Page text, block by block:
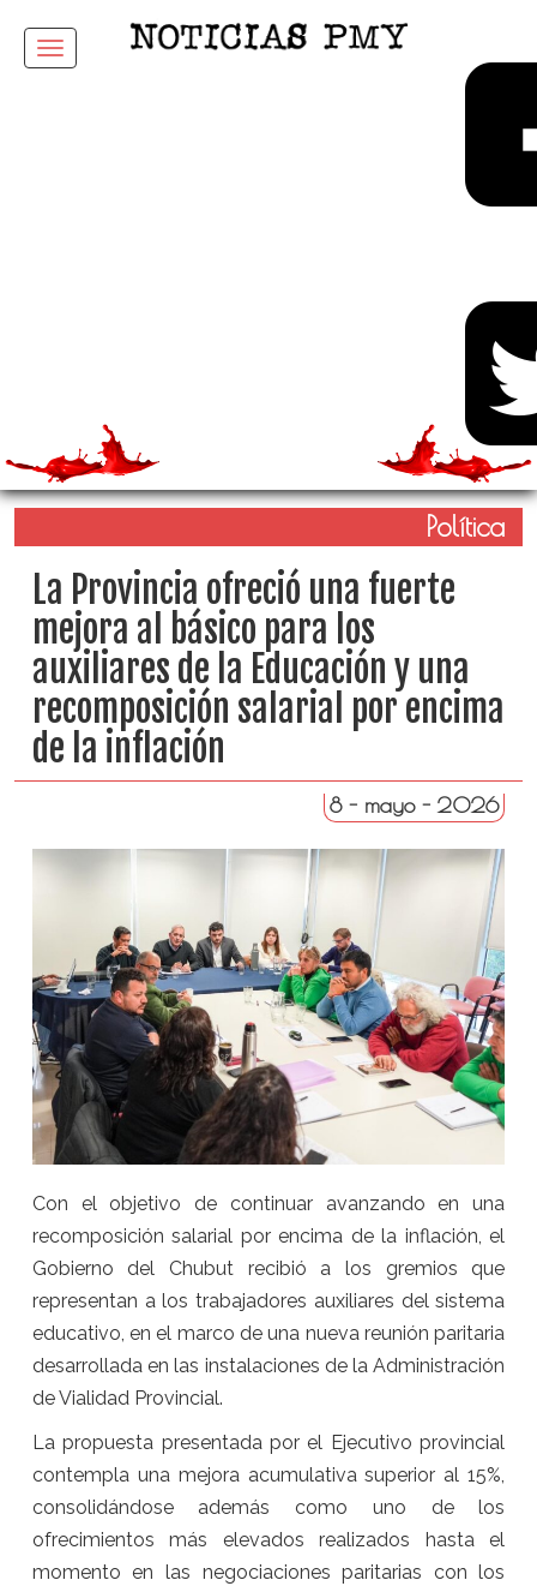
Menu
Política
La Provincia ofreció una fuerte
mejora al básico para los
auxiliares de la Educación y una
recomposición salarial por encima
de la inflación
8 - mayo - 2026
Con el objetivo de continuar avanzando en una
recomposición salarial por encima de la inflación, el
Gobierno del Chubut recibió a los gremios que
representan a los trabajadores auxiliares del sistema
educativo, en el marco de una nueva reunión paritaria
desarrollada en las instalaciones de la Administración
de Vialidad Provincial.
La propuesta presentada por el Ejecutivo provincial
contempla una mejora acumulativa superior al 15%,
consolidándose además como uno de los
ofrecimientos más elevados realizados hasta el
momento en las negociaciones paritarias con los